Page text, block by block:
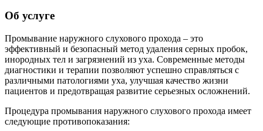
Об услуге
Промывание наружного слухового прохода – это
эффективный и безопасный метод удаления серных пробок,
инородных тел и загрязнений из уха. Современные методы
диагностики и терапии позволяют успешно справляться с
различными патологиями уха, улучшая качество жизни
пациентов и предотвращая развитие серьезных осложнений.
Процедура промывания наружного слухового прохода имеет
следующие противопоказания: